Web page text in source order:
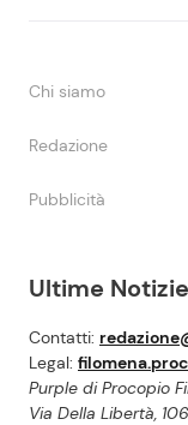
Ultime
Contatti:
Legal:
Purple di Procopio
Via Della Libertà, 106
Chi siamo
Redazione
Pubblicità